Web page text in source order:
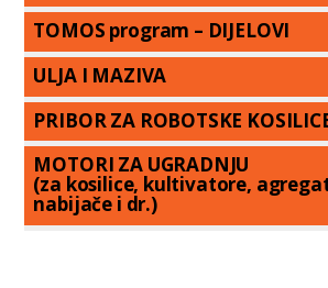
TOMOS program – DIJELOVI
ULJA I MAZIVA
PRIBOR ZA ROBOTSKE
MOTORI ZA UGRADNJU
(za kosilice, kultivatore,
nabijače i dr.)